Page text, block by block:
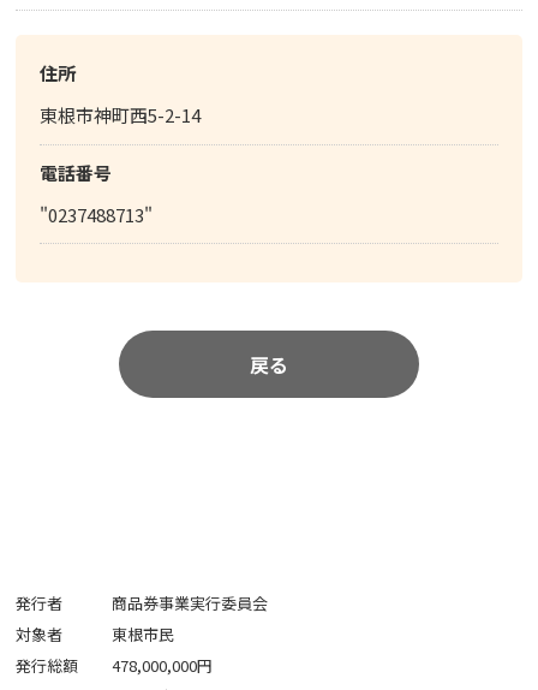
住所
東根市神町西5-2-14
電話番号
"0237488713"
戻る
発行者
商品券事業実行委員会
対象者
東根市民
発行総額
478,000,000円